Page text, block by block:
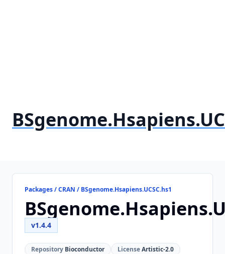
Packages / CRAN / BSgenome.Hsapiens.UCSC.hs1
v1.4.4
Repository Bioconductor LicenseArtistic-2.0